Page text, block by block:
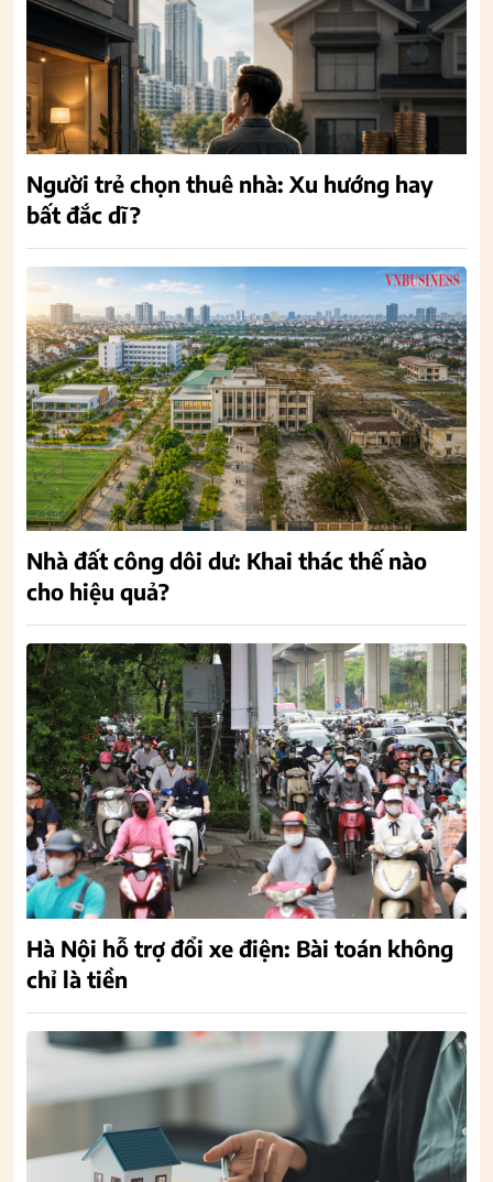
Người trẻ chọn thuê nhà: Xu hướng hay
bất đắc dĩ?
Nhà đất công dôi dư: Khai thác thế nào
cho hiệu quả?
Hà Nội hỗ trợ đổi xe điện: Bài toán không
chỉ là tiền